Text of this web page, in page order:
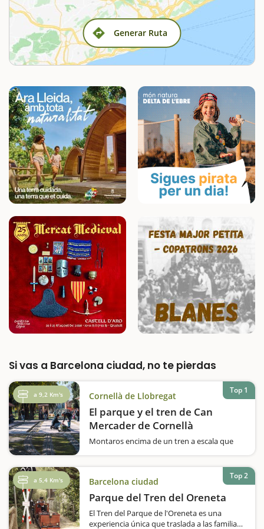
Generar Ruta
Si vas a Barcelona ciudad, no te pierdas
a 9,2 Km's Cornellà de Llobregat
El parque y el tren de Can
Mercader de Cornellà
Montaros encima de un tren a escala que
gustan los trenes? Queréis hacer una vuelta
en un ferrocarril a escala? El Parque
de Can Mercader, que se inauguró el 1987,…
Top 1
a 5,4 Km's Barcelona ciudad
Parque del Tren del Oreneta
El Tren del Parque de l'Oreneta es una
experiencia única que traslada a las familias
Top 2